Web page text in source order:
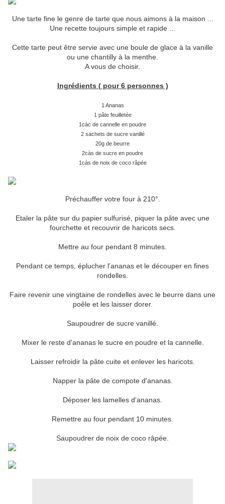
Une tarte fine le genre de tarte que nous aimons à la maison ...
Une recette toujours simple et rapide ...
Cette tarte peut être servie avec une boule de glace à la vanille
ou une chantilly à la menthe.
A vous de choisir.
Ingrédients ( pour 6 personnes )
1 Ananas
1 pâte feuilletée
1càc de cannelle en poudre
2 sachets de sucre vanillé
20g de beurre
2càs de sucre en poudre
1càs de noix de coco râpée
Préchauffer votre four à 210°.
Etaler la pâte sur du papier sulfurisé, piquer la pâte avec une
fourchette et recouvrir de haricots secs.
Mettre au four pendant 8 minutes.
Pendant ce temps, éplucher l'ananas et le découper en fines
rondelles.
Faire revenir une vingtaine de rondelles avec le beurre dans une
poêle et les laisser dorer.
Saupoudrer de sucre vanillé.
Mixer le reste d'ananas le sucre en poudre et la cannelle.
Laisser refroidir la pâte cuite et enlever les haricots.
Napper la pâte de compote d'ananas.
Déposer les lamelles d'ananas.
Remettre au four pendant 10 minutes.
Saupoudrer de noix de coco râpée.